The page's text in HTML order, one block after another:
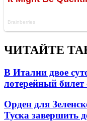
ЧИТАЙТЕ
В Италии двое
лотерейный
Орден для
Туска завершить